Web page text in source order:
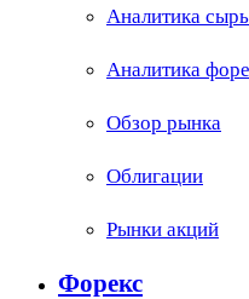
Аналитика
Аналитика
Обзор рынка
Облигации
Рынки акций
Форекс